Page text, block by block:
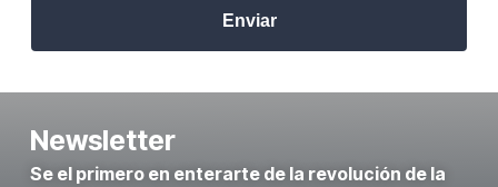
Enviar
Newsletter
Se el primero en enterarte de la revolución de la